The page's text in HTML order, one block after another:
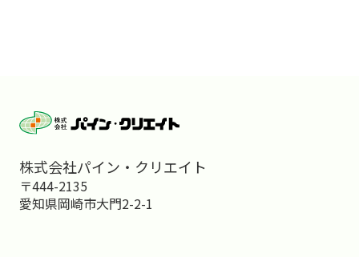
株式会社パイン・クリエイト
〒444-2135
愛知県岡崎市大門2-2-1